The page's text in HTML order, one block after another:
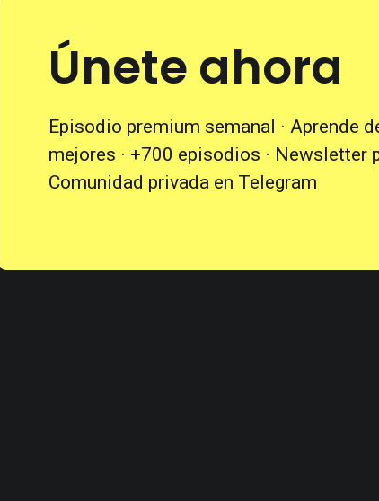
Únete ahora
Episodio premium semanal · Aprende
mejores · +700 episodios · Newsletter
Comunidad privada en Telegram